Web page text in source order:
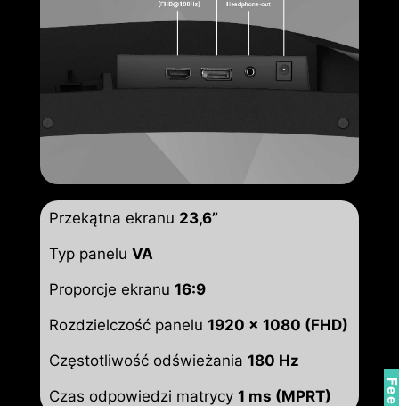
Przekątna ekranu 23,6”
Typ panelu VA
Proporcje ekranu 16:9
Rozdzielczość panelu 1920 x 1080 (FHD)
Częstotliwość odświeżania 180 Hz
Czas odpowiedzi matrycy 1 ms (MPRT)